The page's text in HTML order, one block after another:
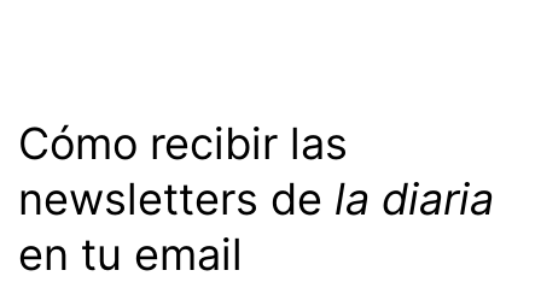
Cómo recibir las
newsletters de la diaria
en tu email